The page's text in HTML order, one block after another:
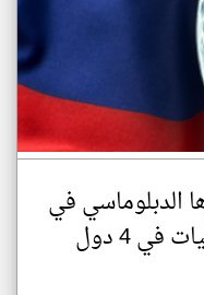
الدبلوماسي في
إفريقيا بافتتاح ممثليات في 4 دول